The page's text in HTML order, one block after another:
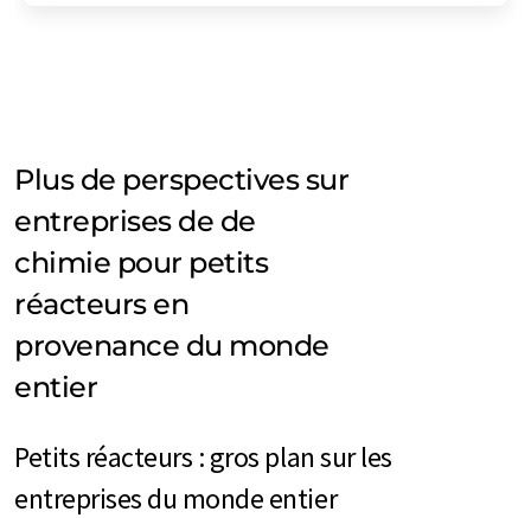
Plus de perspectives sur
entreprises de de
chimie pour petits
réacteurs en
provenance du monde
entier
Petits réacteurs : gros plan sur les
entreprises du monde entier